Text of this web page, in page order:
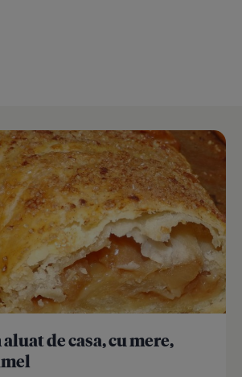
de casa, cu mere,